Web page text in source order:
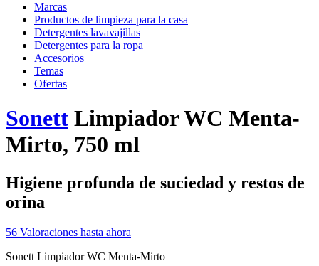
Marcas
Productos de limpieza para la casa
Detergentes lavavajillas
Detergentes para la ropa
Accesorios
Temas
Ofertas
Sonett Limpiador WC Menta-
Mirto, 750 ml
Higiene profunda de suciedad y restos de
orina
56 Valoraciones hasta ahora
Sonett Limpiador WC Menta-Mirto